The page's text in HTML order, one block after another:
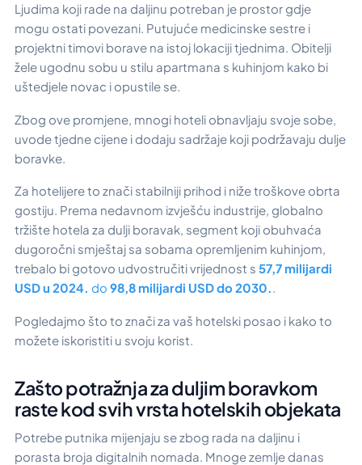
Ljudima koji rade na daljinu potreban je prostor gdje
mogu ostati povezani. Putujuće medicinske sestre i
projektni timovi borave na istoj lokaciji tjednima. Obitelji
žele ugodnu sobu u stilu apartmana s kuhinjom kako bi
uštedjele novac i opustile se.
Zbog ove promjene, mnogi hoteli obnavljaju svoje sobe,
uvode tjedne cijene i dodaju sadržaje koji podržavaju dulje
boravke.
Za hotelijere to znači stabilniji prihod i niže troškove obrta
gostiju. Prema nedavnom izvješću industrije, globalno
tržište hotela za dulji boravak, segment koji obuhvaća
dugoročni smještaj sa sobama opremljenim kuhinjom,
trebalo bi gotovo udvostručiti vrijednost s 57,7 milijardi
USD u 2024. do 98,8 milijardi USD do 2030..
Pogledajmo što to znači za vaš hotelski posao i kako to
možete iskoristiti u svoju korist.
Zašto potražnja za duljim boravkom
raste kod svih vrsta hotelskih objekata
Potrebe putnika mijenjaju se zbog rada na daljinu i
porasta broja digitalnih nomada. Mnoge zemlje danas